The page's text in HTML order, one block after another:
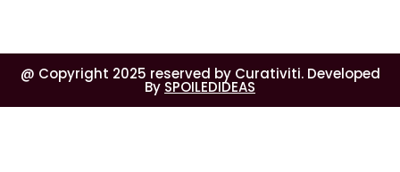
@ Copyright 2025 reserved by Curativiti. Developed
By SPOILEDIDEAS